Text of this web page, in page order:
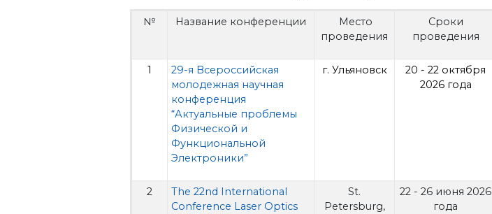
№ Название конференции
Место
проведения
Сроки
проведения
1
29-я Всероссийская
молодежная научная
конференция
“Актуальные проблемы
Физической и
Функциональной
Электроники”
г. Ульяновск
20 - 22 октября
2026 года
2
The 22nd International
Conference Laser Optics
St.
Petersburg,
22 - 26 июня 2026
года